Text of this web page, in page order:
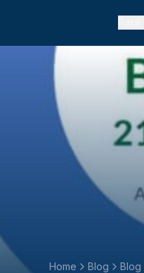
Home Blog Blog